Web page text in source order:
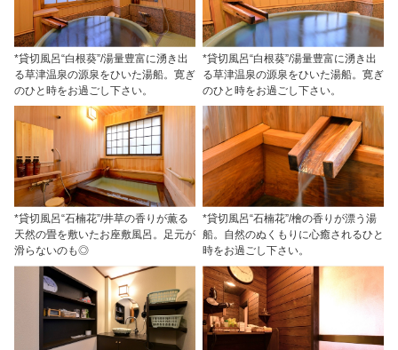
*貸切風呂“白根葵”/湯量豊富に湧き出
る草津温泉の源泉をひいた湯船。寛ぎ
のひと時をお過ごし下さい。
*貸切風呂“白根葵”/湯量豊富に湧き出
る草津温泉の源泉をひいた湯船。寛ぎ
のひと時をお過ごし下さい。
*貸切風呂“石楠花”/井草の香りが薫る
天然の畳を敷いたお座敷風呂。足元が
滑らないのも◎
*貸切風呂“石楠花”/檜の香りが漂う湯
船。自然のぬくもりに心癒されるひと
時をお過ごし下さい。